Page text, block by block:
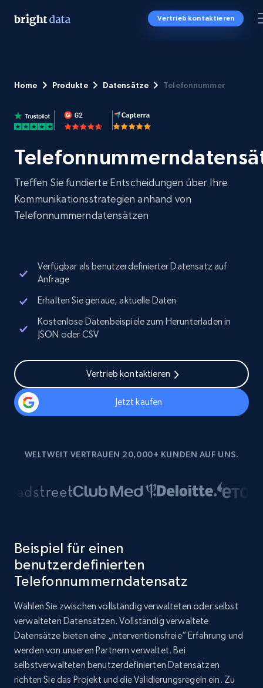
Vertrieb kontaktieren
Home Produkte Datensätze Telefonnummer
Treffen Sie fundierte Entscheidungen über Ihre
Kommunikationsstrategien anhand von
Telefonnummerndatensätzen
Verfügbar als benutzerdefinierter Datensatz auf
Anfrage
Erhalten Sie genaue, aktuelle Daten
Kostenlose Datenbeispiele zum Herunterladen in
JSON oder CSV
Vertrieb kontaktieren
Jetzt kaufen
WELTWEIT VERTRAUEN 20,000+ KUNDEN AUF UNS.
Beispiel für einen
benutzerdefinierten
Telefonnummerndatensatz
Wählen Sie zwischen vollständig verwalteten oder selbst
verwalteten Datensätzen. Vollständig verwaltete
Datensätze bieten eine „interventionsfreie“ Erfahrung und
werden von unseren Partnern verwaltet. Bei
selbstverwalteten benutzerdefinierten Datensätzen
richten Sie das Projekt und die Validierungsregeln ein. Zu